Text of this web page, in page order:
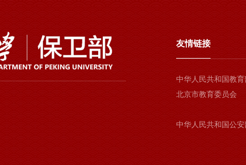
友情链接
中华人民共和国教育
北京市教育委员会
中华人民共和国公安